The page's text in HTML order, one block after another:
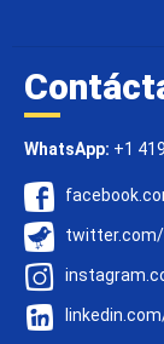
WhatsApp: +1